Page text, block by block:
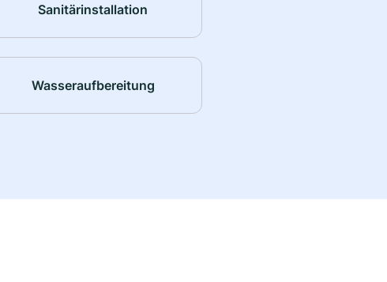
Sanitärinstallation
Wasseraufbereitung